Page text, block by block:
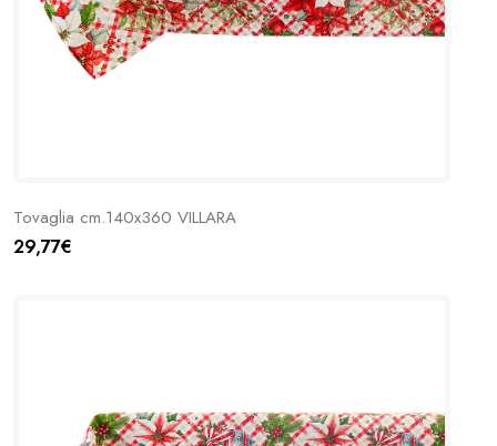
Tovaglia cm.140x360 VILLARA
29,77€